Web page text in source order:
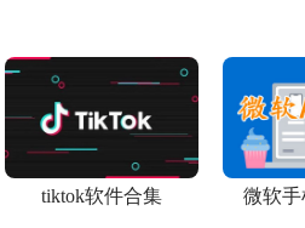
最新版
最新版
最新版
tiktok软件合集 微软手